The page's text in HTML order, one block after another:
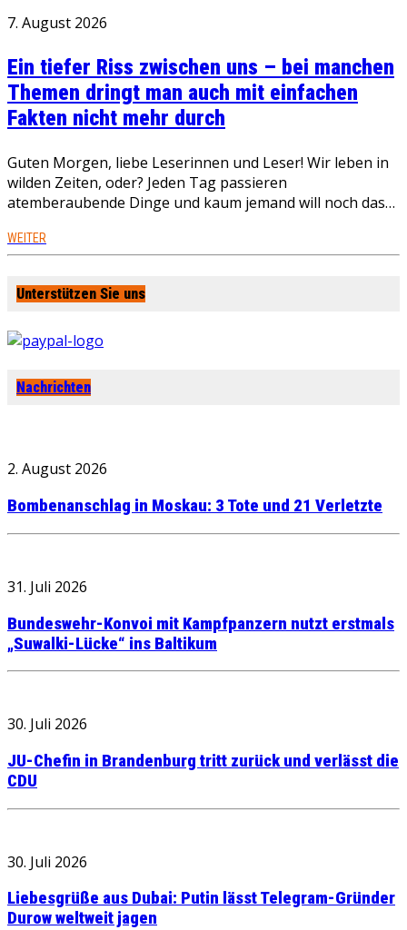
7. August 2026
Ein tiefer Riss zwischen uns – bei manchen
Themen dringt man auch mit einfachen
Fakten nicht mehr durch
Guten Morgen, liebe Leserinnen und Leser! Wir leben in
wilden Zeiten, oder? Jeden Tag passieren
atemberaubende Dinge und kaum jemand will noch das…
WEITER
Unterstützen Sie uns
Nachrichten
2. August 2026
Bombenanschlag in Moskau: 3 Tote und 21 Verletzte
31. Juli 2026
Bundeswehr-Konvoi mit Kampfpanzern nutzt erstmals
„Suwalki-Lücke“ ins Baltikum
30. Juli 2026
JU-Chefin in Brandenburg tritt zurück und verlässt die
CDU
30. Juli 2026
Liebesgrüße aus Dubai: Putin lässt Telegram-Gründer
Durow weltweit jagen